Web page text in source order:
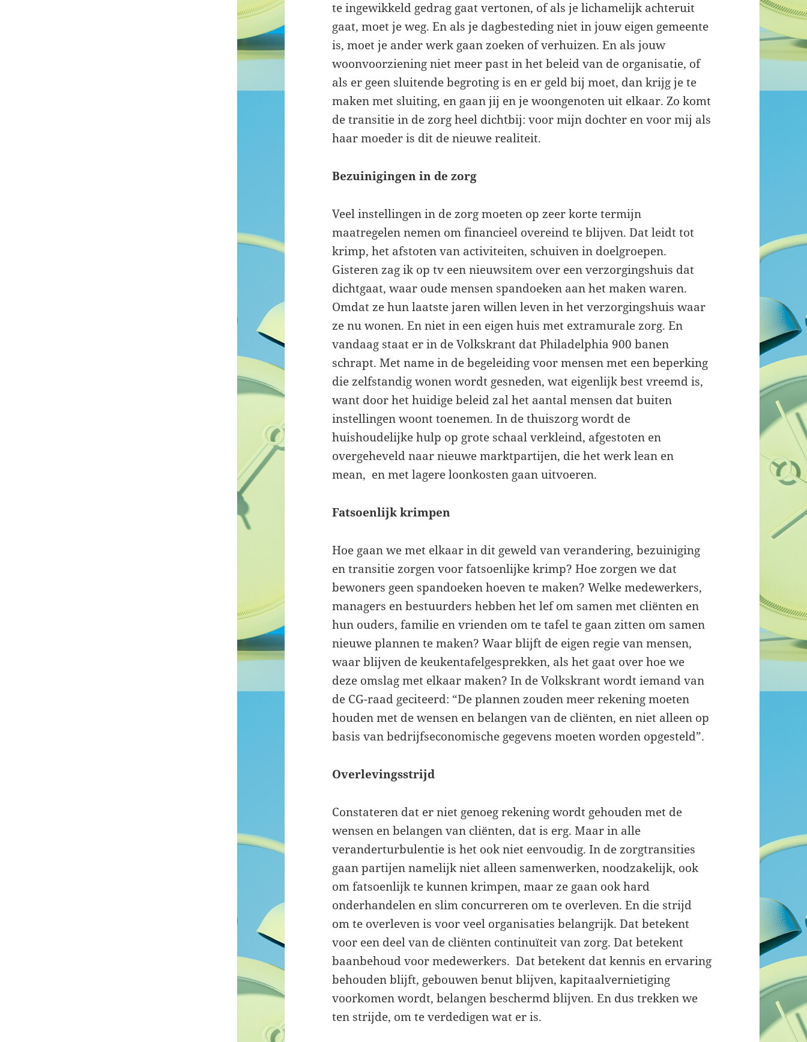
te ingewikkeld gedrag gaat vertonen, of als je lichamelijk achteruit
gaat, moet je weg. En als je dagbesteding niet in jouw eigen gemeente
is, moet je ander werk gaan zoeken of verhuizen. En als jouw
woonvoorziening niet meer past in het beleid van de organisatie, of
als er geen sluitende begroting is en er geld bij moet, dan krijg je te
maken met sluiting, en gaan jij en je woongenoten uit elkaar. Zo komt
de transitie in de zorg heel dichtbij: voor mijn dochter en voor mij als
haar moeder is dit de nieuwe realiteit.
Bezuinigingen in de zorg
Veel instellingen in de zorg moeten op zeer korte termijn
maatregelen nemen om financieel overeind te blijven. Dat leidt tot
krimp, het afstoten van activiteiten, schuiven in doelgroepen.
Gisteren zag ik op tv een nieuwsitem over een verzorgingshuis dat
dichtgaat, waar oude mensen spandoeken aan het maken waren.
Omdat ze hun laatste jaren willen leven in het verzorgingshuis waar
ze nu wonen. En niet in een eigen huis met extramurale zorg. En
vandaag staat er in de Volkskrant dat Philadelphia 900 banen
schrapt. Met name in de begeleiding voor mensen met een beperking
die zelfstandig wonen wordt gesneden, wat eigenlijk best vreemd is,
want door het huidige beleid zal het aantal mensen dat buiten
instellingen woont toenemen. In de thuiszorg wordt de
huishoudelijke hulp op grote schaal verkleind, afgestoten en
overgeheveld naar nieuwe marktpartijen, die het werk lean en
mean, en met lagere loonkosten gaan uitvoeren.
Fatsoenlijk krimpen
Hoe gaan we met elkaar in dit geweld van verandering, bezuiniging
en transitie zorgen voor fatsoenlijke krimp? Hoe zorgen we dat
bewoners geen spandoeken hoeven te maken? Welke medewerkers,
managers en bestuurders hebben het lef om samen met cliënten en
hun ouders, familie en vrienden om te tafel te gaan zitten om samen
nieuwe plannen te maken? Waar blijft de eigen regie van mensen,
waar blijven de keukentafelgesprekken, als het gaat over hoe we
deze omslag met elkaar maken? In de Volkskrant wordt iemand van
de CG-raad geciteerd: “De plannen zouden meer rekening moeten
houden met de wensen en belangen van de cliënten, en niet alleen op
basis van bedrijfseconomische gegevens moeten worden opgesteld”.
Overlevingsstrijd
Constateren dat er niet genoeg rekening wordt gehouden met de
wensen en belangen van cliënten, dat is erg. Maar in alle
veranderturbulentie is het ook niet eenvoudig. In de zorgtransities
gaan partijen namelijk niet alleen samenwerken, noodzakelijk, ook
om fatsoenlijk te kunnen krimpen, maar ze gaan ook hard
onderhandelen en slim concurreren om te overleven. En die strijd
om te overleven is voor veel organisaties belangrijk. Dat betekent
voor een deel van de cliënten continuïteit van zorg. Dat betekent
baanbehoud voor medewerkers. Dat betekent dat kennis en ervaring
behouden blijft, gebouwen benut blijven, kapitaalvernietiging
voorkomen wordt, belangen beschermd blijven. En dus trekken we
ten strijde, om te verdedigen wat er is.